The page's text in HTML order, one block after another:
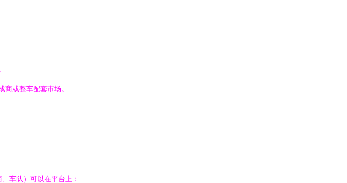
商或整车配套市场。
车队）可以在平台上：